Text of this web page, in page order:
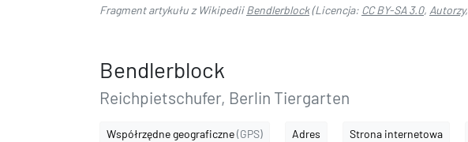
Fragment artykułu z WikipediiBendlerblock(Licencja: CC BY-SA 3.0, Autorzy,
Bendlerblock
Reichpietschufer, Berlin Tiergarten
Współrzędne geograficzne(GPS) Adres Strona internetowa